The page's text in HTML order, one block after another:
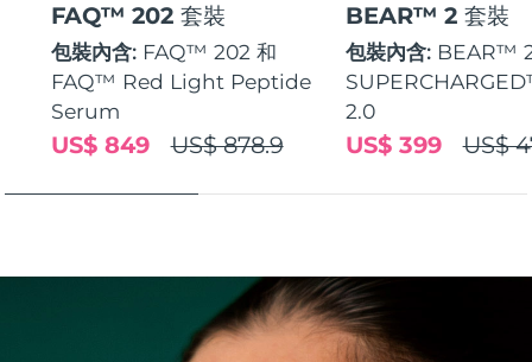
FAQ™ 202 套裝
包裝內含: FAQ™ 202 和
FAQ™ Red Light Peptide
Serum
US$ 878.9
US$ 849
BEAR™ 2 套裝
包裝內含: BEAR™
2.0
US$
US$ 399
LUNA™ 4 Men
For men, anti-aging massage
LUNA™ 4 mini
LUNA™ 4 go
For travel or gym bag
BEAR™ 2 eyes & lips
Microcurrent line smoothing device
面部提拉護理
BEAR™ 設備
All premium facelift devices
UFO™ 3 LED
Near-infrared and red light therapy
UFO™ 3 go
Portable red light therapy
issa™ 4 plus
Smart hybrid silicone sonic toothbrush
issa™ 4 baby
For ages 0-3
抗老
FAQ™ 101
Advanced clinical anti-aging
LED 護理
FAQ™ 201
LED mask
FAQ™ 301
LED hair strengthening scalp massager
FAQ™ 501
Full-Spectrum Red Light Therapy
加拿大 預計送達日期
智利 預計送達日期8/14/26
中國 預計送達日期8/10/26
預計送達日期